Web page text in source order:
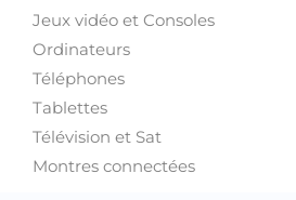
Jeux vidéo et Consoles
Ordinateurs
Téléphones
Tablettes
Télévision et Sat
Montres connectées